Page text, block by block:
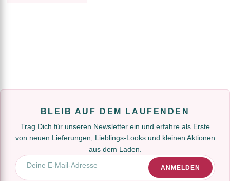
BLEIB AUF DEM LAUFENDEN
Trag Dich für unseren Newsletter ein und erfahre als Erste
von neuen Lieferungen, Lieblings-Looks und kleinen Aktionen
aus dem Laden.
E-Mail-Adresse
ANMELDEN